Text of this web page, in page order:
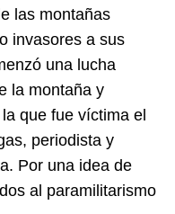
las montañas
invasores a sus
una lucha
la montaña y
que fue víctima el
periodista y
Por una idea de
al paramilitarismo